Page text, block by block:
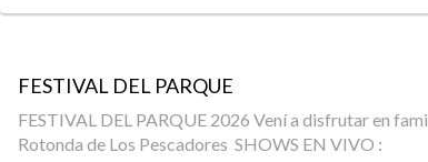
FESTIVAL DEL PARQUE
FESTIVAL DEL PARQUE 2026 Vení a disfrutar en
Rotonda de Los Pescadores SHOWS EN VIVO :